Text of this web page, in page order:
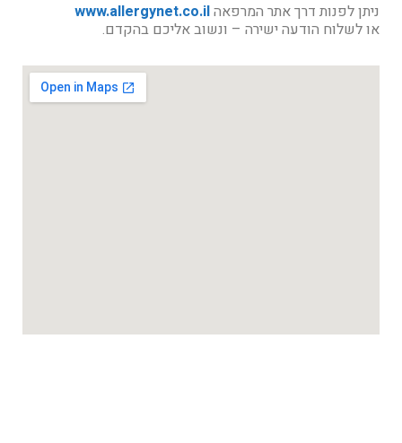
ניתן לפנות דרך אתר המרפאהwww.allergynet.co.il
או לשלוח הודעה ישירה – ונשוב אליכם בהקדם.